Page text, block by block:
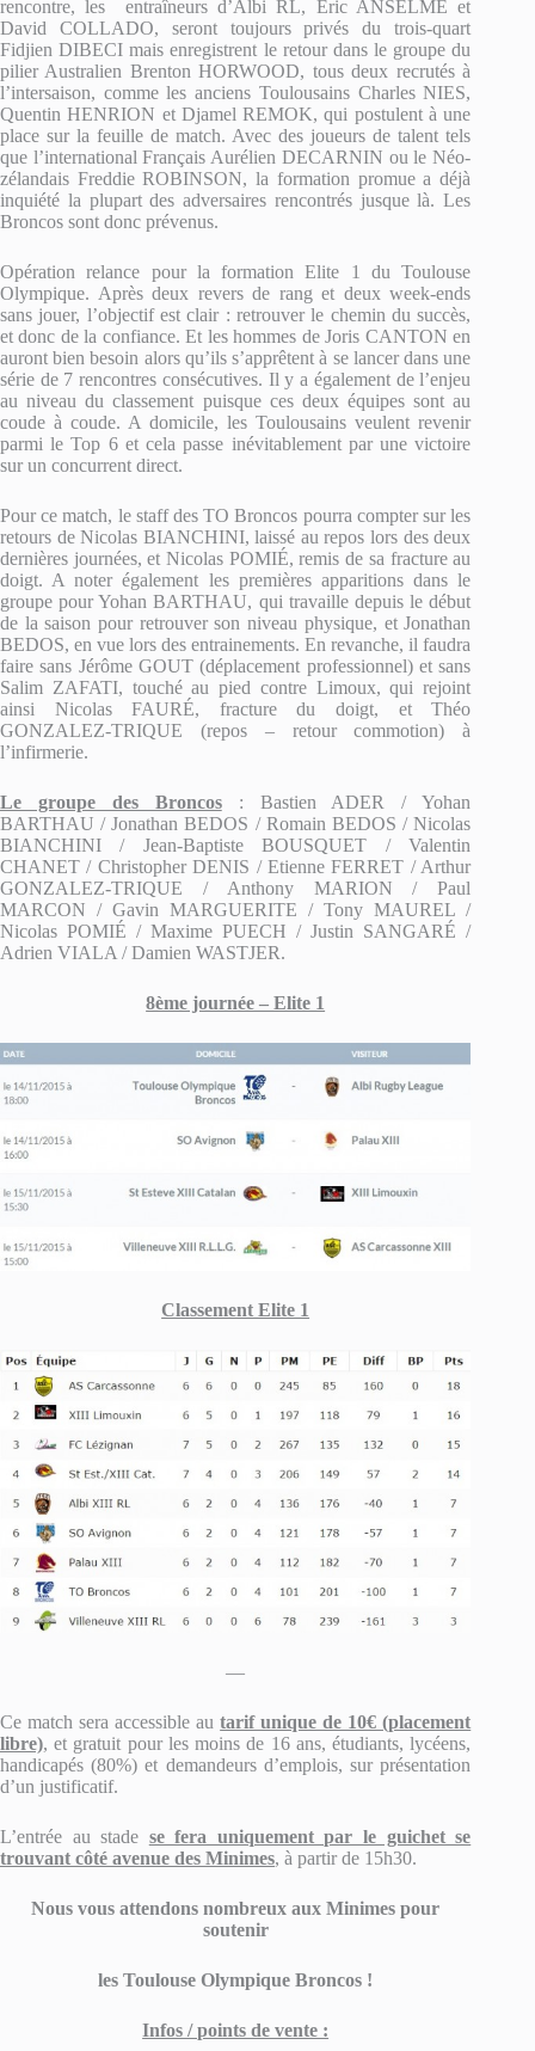
rencontre, les entraîneurs d’Albi RL, Eric ANSELME et
David COLLADO, seront toujours privés du trois-quart
Fidjien DIBECI mais enregistrent le retour dans le groupe du
pilier Australien Brenton HORWOOD, tous deux recrutés à
l’intersaison, comme les anciens Toulousains Charles NIES,
Quentin HENRION et Djamel REMOK, qui postulent à une
place sur la feuille de match. Avec des joueurs de talent tels
que l’international Français Aurélien DECARNIN ou le Néo-
zélandais Freddie ROBINSON, la formation promue a déjà
inquiété la plupart des adversaires rencontrés jusque là. Les
Broncos sont donc prévenus.
Opération relance pour la formation Elite 1 du Toulouse
Olympique. Après deux revers de rang et deux week-ends
sans jouer, l’objectif est clair : retrouver le chemin du succès,
et donc de la confiance. Et les hommes de Joris CANTON en
auront bien besoin alors qu’ils s’apprêtent à se lancer dans une
série de 7 rencontres consécutives. Il y a également de l’enjeu
au niveau du classement puisque ces deux équipes sont au
coude à coude. A domicile, les Toulousains veulent revenir
parmi le Top 6 et cela passe inévitablement par une victoire
sur un concurrent direct.
Pour ce match, le staff des TO Broncos pourra compter sur les
retours de Nicolas BIANCHINI, laissé au repos lors des deux
dernières journées, et Nicolas POMIÉ, remis de sa fracture au
doigt. A noter également les premières apparitions dans le
groupe pour Yohan BARTHAU, qui travaille depuis le début
de la saison pour retrouver son niveau physique, et Jonathan
BEDOS, en vue lors des entrainements. En revanche, il faudra
faire sans Jérôme GOUT (déplacement professionnel) et sans
Salim ZAFATI, touché au pied contre Limoux, qui rejoint
ainsi Nicolas FAURÉ, fracture du doigt, et Théo
GONZALEZ-TRIQUE (repos – retour commotion) à
l’infirmerie.
Le groupe des Broncos: Bastien ADER / Yohan
BARTHAU / Jonathan BEDOS / Romain BEDOS / Nicolas
BIANCHINI / Jean-Baptiste BOUSQUET / Valentin
CHANET / Christopher DENIS / Etienne FERRET / Arthur
GONZALEZ-TRIQUE / Anthony MARION / Paul
MARCON / Gavin MARGUERITE / Tony MAUREL /
Nicolas POMIÉ / Maxime PUECH / Justin SANGARÉ /
Adrien VIALA / Damien WASTJER.
8ème journée – Elite 1
Classement Elite 1
—
Ce match sera accessible autarif unique de 10€ (placement
libre), et gratuit pour les moins de 16 ans, étudiants, lycéens,
handicapés (80%) et demandeurs d’emplois, sur présentation
d’un justificatif.
L’entrée au stade se fera uniquement par le guichet se
trouvant côté avenue des Minimes, à partir de 15h30.
Nous vous attendons nombreux aux Minimes pour
soutenir
les Toulouse Olympique Broncos !
Infos / points de vente :